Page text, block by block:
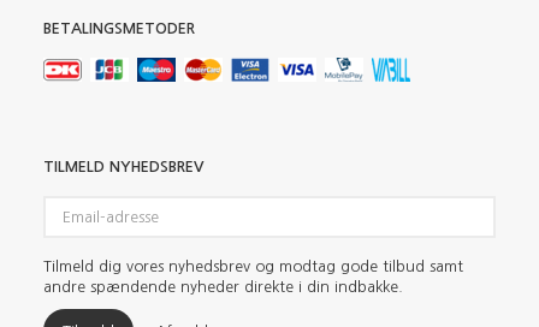
BETALINGSMETODER
TILMELD NYHEDSBREV
adresse
Tilmeld dig vores nyhedsbrev og modtag gode tilbud samt
andre spændende nyheder direkte i din indbakke.